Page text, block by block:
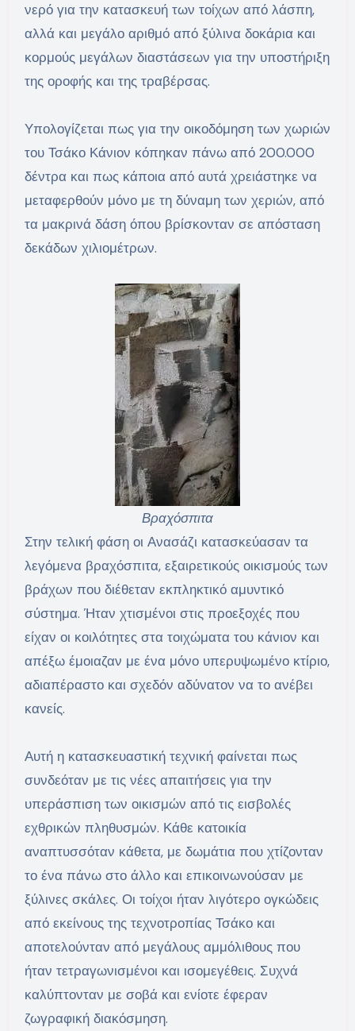
νερό για την κατασκευή των τοίχων από λάσπη,
αλλά και μεγάλο αριθμό από ξύλινα δοκάρια και
κορμούς μεγάλων διαστάσεων για την υποστήριξη
της οροφής και της τραβέρσας.
Υπολογίζεται πως για την οικοδόμηση των χωριών
του Τσάκο Κάνιον κόπηκαν πάνω από 200.000
δέντρα και πως κάποια από αυτά χρειάστηκε να
μεταφερθούν μόνο με τη δύναμη των χεριών, από
τα μακρινά δάση όπου βρίσκονταν σε απόσταση
δεκάδων χιλιομέτρων.
Βραχόσπιτα
Στην τελική φάση οι Ανασάζι κατασκεύασαν τα
λεγόμενα βραχόσπιτα, εξαιρετικούς οικισμούς των
βράχων που διέθεταν εκπληκτικό αμυντικό
σύστημα. Ήταν χτισμένοι στις προεξοχές που
είχαν οι κοιλότητες στα τοιχώματα του κάνιον και
απέξω έμοιαζαν με ένα μόνο υπερυψωμένο κτίριο,
αδιαπέραστο και σχεδόν αδύνατον να το ανέβει
κανείς.
Αυτή η κατασκευαστική τεχνική φαίνεται πως
συνδεόταν με τις νέες απαιτήσεις για την
υπεράσπιση των οικισμών από τις εισβολές
εχθρικών πληθυσμών. Κάθε κατοικία
αναπτυσσόταν κάθετα, με δωμάτια που χτίζονταν
το ένα πάνω στο άλλο και επικοινωνούσαν με
ξύλινες σκάλες. Οι τοίχοι ήταν λιγότερο ογκώδεις
από εκείνους της τεχνοτροπίας Τσάκο και
αποτελούνταν από μεγάλους αμμόλιθους που
ήταν τετραγωνισμένοι και ισομεγέθεις. Συχνά
καλύπτονταν με σοβά και ενίοτε έφεραν
ζωγραφική διακόσμηση.